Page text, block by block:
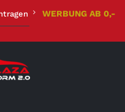
WERBUNG AB 0,-